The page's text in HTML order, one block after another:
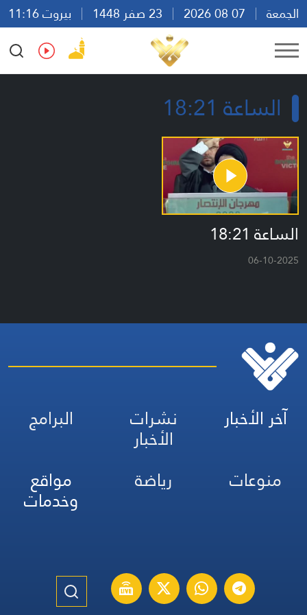
الجمعة
بيروت 11:16
Ar
En Fr Es
الساعة 18:21
الساعة 18:21
06-10-2025
آخر الأخبار نشرات
الأخبار
البرامج
منوعات
رياضة مواقع
وخدمات